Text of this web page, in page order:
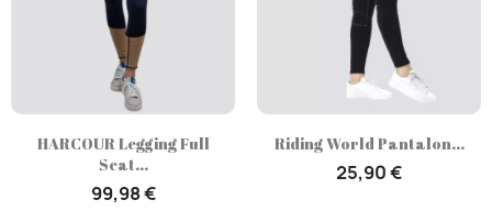
HARCOUR Legging Full
Seat...
99,98 €
Riding World Pantalon...
25,90 €